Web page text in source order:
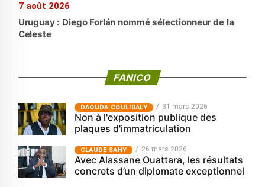
7 août 2026
Uruguay : Diego Forlán nommé sélectionneur de la
Celeste
FANICO
‎DAOUDA COULIBALY 31 mars 2026
Non à l'exposition publique des
plaques d'immatriculation
CLAUDE SAHY 26 mars 2026
Avec Alassane Ouattara, les résultats
concrets d’un diplomate exceptionnel